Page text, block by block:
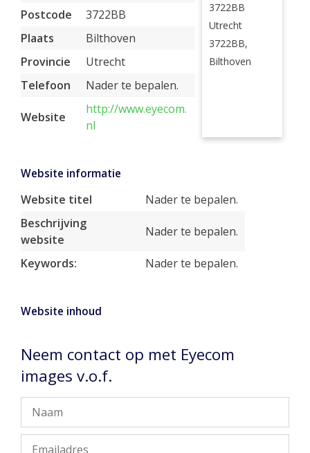
Postcode
3722BB
Plaats
Bilthoven
Provincie
Utrecht
Telefoon
Nader te bepalen.
Website
http://www.eyecom.
nl
3722BB
Utrecht
3722BB,
Bilthoven
Website informatie
Website titel
Nader te bepalen.
Beschrijving
website
Nader te bepalen.
Keywords: Nader te bepalen.
Website inhoud
Neem contact op met Eyecom
images v.o.f.